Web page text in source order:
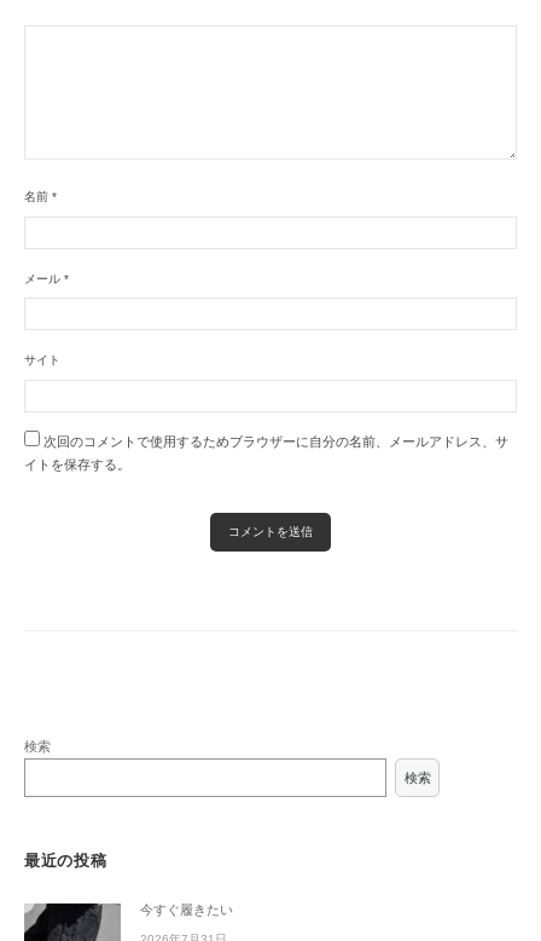
名前 *
メール *
サイト
次回のコメントで使用するためブラウザーに自分の名前、メールアドレス、サ
イトを保存する。
検索
検索
最近の投稿
今すぐ履きたい